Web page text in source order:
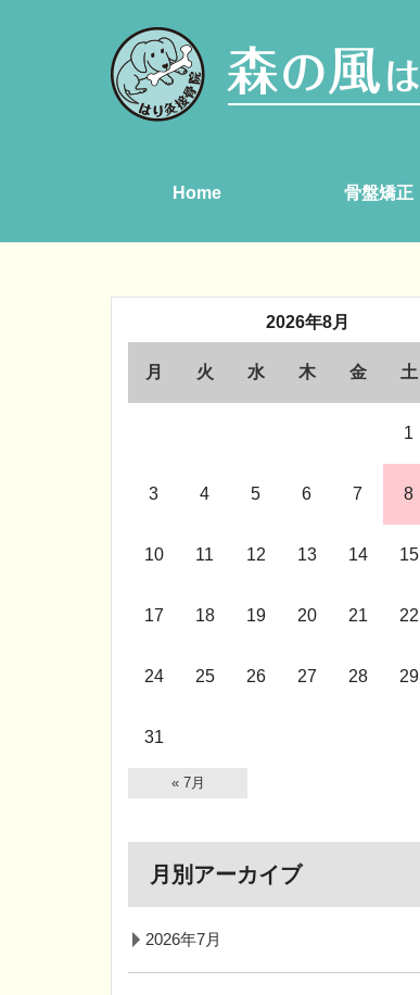
Home 骨盤矯正
2026年8月
月 火 水 木 金 土
1
3 4 5 6 7 8
10 11 12 13 14 15
17 18 19 20 21 22
24 25 26 27 28 29
31
« 7月
月別アーカイブ
2026年7月